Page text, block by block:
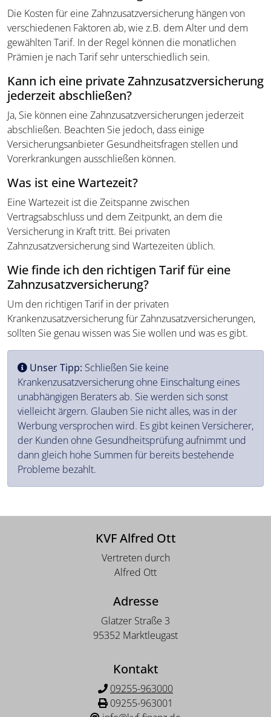
Die Kosten für eine Zahnzusatzversicherung hängen von
verschiedenen Faktoren ab, wie z.B. dem Alter und dem
gewählten Tarif. In der Regel können die monatlichen
Prämien je nach Tarif sehr unterschiedlich sein.
Kann ich eine private Zahnzusatzversicherung
jederzeit abschließen?
Ja, Sie können eine Zahnzusatzversicherungen jederzeit
abschließen. Beachten Sie jedoch, dass einige
Versicherungsanbieter Gesundheitsfragen stellen und
Vorerkrankungen ausschließen können.
Was ist eine Wartezeit?
Eine Wartezeit ist die Zeitspanne zwischen
Vertragsabschluss und dem Zeitpunkt, an dem die
Versicherung in Kraft tritt. Bei privaten
Zahnzusatzversicherung sind Wartezeiten üblich.
Wie finde ich den richtigen Tarif für eine
Zahnzusatzversicherung?
Um den richtigen Tarif in der privaten
Krankenzusatzversicherung für Zahnzusatzversicherungen,
sollten Sie genau wissen was Sie wollen und was es gibt.
Unser Tipp: Schließen Sie keine
Krankenzusatzversicherung ohne Einschaltung eines
unabhängigen Beraters ab. Sie werden sich sonst
vielleicht ärgern. Glauben Sie nicht alles, was in der
Werbung versprochen wird. Es gibt keinen Versicherer,
der Kunden ohne Gesundheitsprüfung aufnimmt und
dann gleich hohe Summen für bereits bestehende
Probleme bezahlt.
KVF Alfred Ott
Vertreten durch
Alfred Ott
Adresse
Glatzer Straße 3
95352 Marktleugast
Kontakt
09255-963000
09255-963001